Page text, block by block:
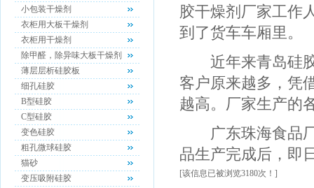
小包装干燥剂
衣柜用大板干燥剂
衣柜用干燥剂
除甲醛，除异味大板干燥剂
薄层层析硅胶板
细孔硅胶
B型硅胶
C型硅胶
变色硅胶
粗孔微球硅胶
猫砂
变压吸附硅胶
胶干燥剂厂家工作
到了货车车厢里。
近年来青岛硅胶
客户原来越多，凭
越高。厂家生产的
广东珠海食品厂
品生产完成后，即
[该信息已被浏览3180次！]